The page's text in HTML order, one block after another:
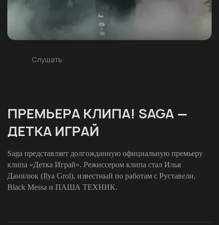
Слушать:
ПРЕМЬЕРА КЛИПА! SAGA —
ДЕТКА ИГРАЙ
Saga представляет долгожданную официальную премьеру
клипа «Детка Играй». Режиссером клипа стал Илья
Данилюк (Ilya Grol), известный по работам с Руставели,
Black Messa и ПАША ТЕХНИК.